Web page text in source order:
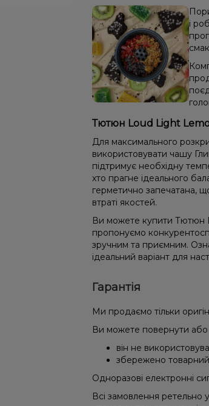
і
Тютюн Loud Light
Для максимального
використовувати чашу
підтримує необхідну
хто прагне ідеального
герметично запечатана,
втраті якостей.
Ви можете купити Тютюн
пропонуємо
зручним та приємним.
ідеальний варіант для
Гарантія
Ми продаємо тільки
Ви можете повернути або
він не
збережено товарний
Одноразові електронні
Всі замовлення ретельно